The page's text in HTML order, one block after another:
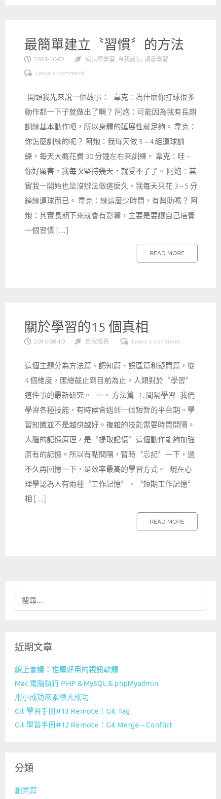
最簡單建立〝習慣〞的方法
2019-10-02 成長與學習 自我成長 讀書學習
Leave a comment
開頭我先來說一個故事： 韋克：為什麼你打球很多
動作都一下子就做出了啊？ 阿炮：可能因為我有長期
訓練基本動作吧，所以身體的延展性就足夠。 韋克：
你怎麼訓練的呢？ 阿炮：我每天做 3 ~ 4 組運球訓
練，每天大概花費 30 分鐘左右來訓練。 韋克：哇 ~
你好厲害，我每次堅持幾天，就受不了了。 阿炮：其
實我一開始也是沒辦法做這麼久，我每天只花 3 – 5 分
鐘練運球而已。 韋克：練這麼少時間，有幫助嗎？ 阿
炮：其實長期下來就會有影響，主要是要讓自己培養
一個習慣 […]
READ MORE
關於學習的15 個真相
2018-08-10 自我成長 Leave a comment
這個主題分為方法篇、認知篇、誤區篇和疑問篇，從
4 個維度，匯總截止到目前為止，人類對於〝學習〞
這件事的最新研究。 一、 方法篇 1. 間隔學習 我們
學習各種技能，有時候會遇到一個短暫的平台期。學
習知識並不是越快越好。複雜的技能需要時間間隔。
人腦的記憶原理，是〝提取記憶〞這個動作能夠加強
原有的記憶。所以有點間隔，暫時〝忘記〞一下，過
不久再回憶一下，是效率最高的學習方式。 現在心
理學認為人有兩種〝工作記憶〞。〝短期工作記憶〞
相 […]
READ MORE
搜
尋
字:
近期文章
線上會議：推薦好用的視訊軟體
Mac 電腦執行 PHP & MySQL & phpMyadmin
用小成功來累積大成功
Git 學習手冊#13 Remote：Git Tag
Git 學習手冊#12 Remote：Git Merge – Conflict
分類
創業篇